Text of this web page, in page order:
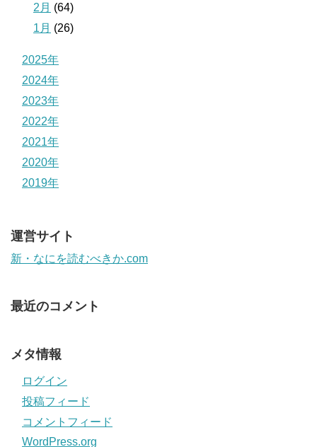
2月 (64)
1月 (26)
2025年
2024年
2023年
2022年
2021年
2020年
2019年
運営サイト
新・なにを読むべきか.com
最近のコメント
メタ情報
ログイン
投稿フィード
コメントフィード
WordPress.org